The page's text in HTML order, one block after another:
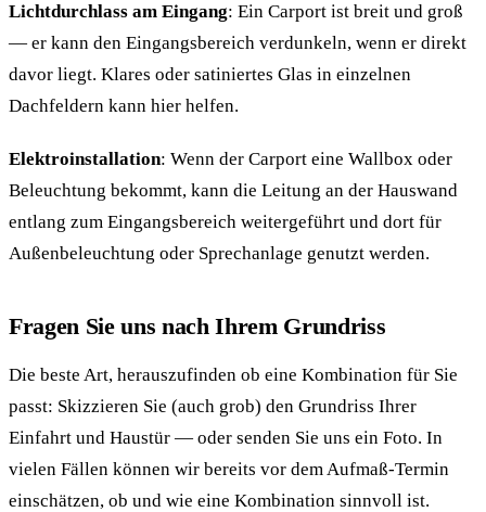
Lichtdurchlass am Eingang: Ein Carport ist breit und groß
— er kann den Eingangsbereich verdunkeln, wenn er direkt
davor liegt. Klares oder satiniertes Glas in einzelnen
Dachfeldern kann hier helfen.
Elektroinstallation: Wenn der Carport eine Wallbox oder
Beleuchtung bekommt, kann die Leitung an der Hauswand
entlang zum Eingangsbereich weitergeführt und dort für
Außenbeleuchtung oder Sprechanlage genutzt werden.
Fragen Sie uns nach Ihrem Grundriss
Die beste Art, herauszufinden ob eine Kombination für Sie
passt: Skizzieren Sie (auch grob) den Grundriss Ihrer
Einfahrt und Haustür — oder senden Sie uns ein Foto. In
vielen Fällen können wir bereits vor dem Aufmaß-Termin
einschätzen, ob und wie eine Kombination sinnvoll ist.